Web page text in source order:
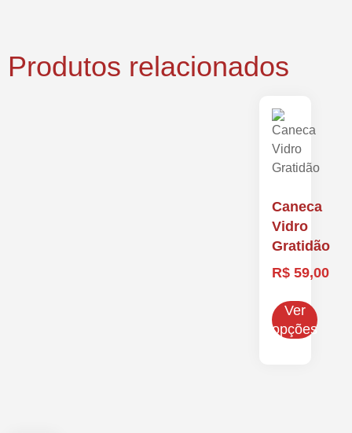
Produtos relacionados
Caneca
Vidro
Gratidão
R$ 59,00
Ver
opções